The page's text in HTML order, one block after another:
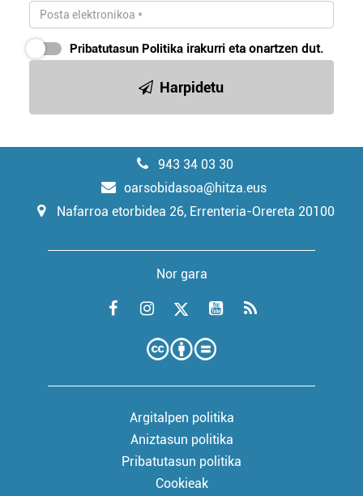
Pribatutasun Politika irakurri eta onartzen dut.
Harpidetu
943 34 03 30
oarsobidasoa@hitza.eus
Nafarroa etorbidea 26, Errenteria-Orereta 20100
Nor gara
Argitalpen politika
Aniztasun politika
Pribatutasun politika
Cookieak